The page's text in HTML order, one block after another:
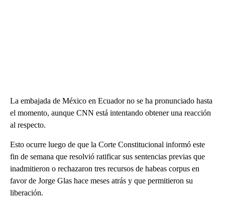
La embajada de México en Ecuador no se ha pronunciado hasta
el momento, aunque CNN está intentando obtener una reacción
al respecto.
Esto ocurre luego de que la Corte Constitucional informó este
fin de semana que resolvió ratificar sus sentencias previas que
inadmitieron o rechazaron tres recursos de habeas corpus en
favor de Jorge Glas hace meses atrás y que permitieron su
liberación.